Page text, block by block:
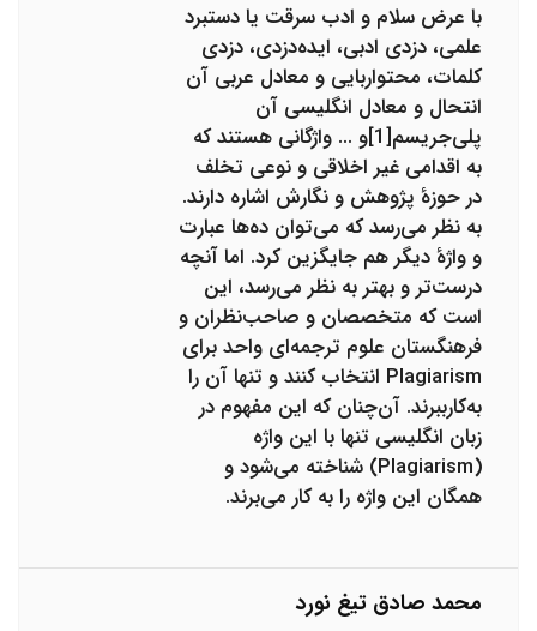
با عرض سلام و ادب سرقت یا دستبرد
علمی، دزدی ادبی، ایده‌دزدی، دزدی
کلمات، محتواربایی و معادل عربی آن
انتحال و معادل انگلیسی آن
پلی‌جریسم[1]و ... واژگانی هستند که
به اقدامی غیر اخلاقی و نوعی تخلف
در حوزهٔ پژوهش و نگارش اشاره دارند.
به نظر می‌رسد که می‌توان ده‌ها عبارت
و واژهٔ دیگر هم جایگزین کرد. اما آنچه
درست‌تر و بهتر به نظر می‌رسد، این
است که متخصصان و صاحب‌نظران و
فرهنگستان علوم ترجمه‌ای واحد برای
Plagiarism انتخاب کنند و تنها آن را
به‌کارببرند. آن‌چنان که این مفهوم در
زبان انگلیسی تنها با این واژه
(Plagiarism) شناخته می‌شود و
همگان این واژه را به کار می‌برند.
محمد صادق تیغ نورد